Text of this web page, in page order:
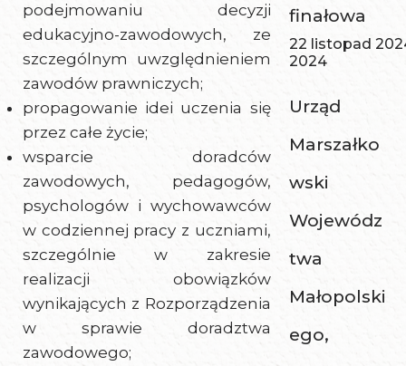
podejmowaniu decyzji
edukacyjno-zawodowych, ze
szczególnym uwzględnieniem
zawodów prawniczych;
propagowanie idei uczenia się
przez całe życie;
wsparcie doradców
zawodowych, pedagogów,
psychologów i wychowawców
w codziennej pracy z uczniami,
szczególnie w zakresie
realizacji obowiązków
wynikających z Rozporządzenia
w sprawie doradztwa
zawodowego;
finałowa
22 listopad
2024
Urząd
Marszałko
wski
Wojewódz
twa
Małopolski
ego,